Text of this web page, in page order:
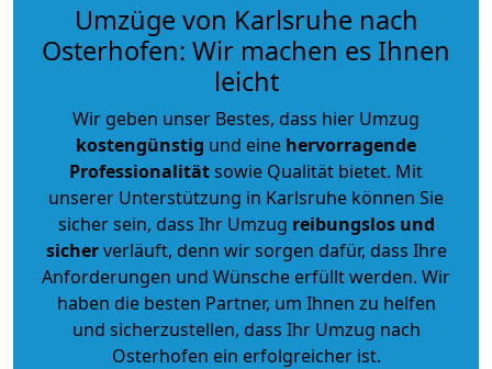
Umzüge von Karlsruhe nach
Osterhofen: Wir machen es Ihnen
leicht
Wir geben unser Bestes, dass hier Umzug
kostengünstig und eine hervorragende
Professionalitätsowie Qualität bietet. Mit
unserer Unterstützung in Karlsruhe können Sie
sicher sein, dass Ihr Umzug reibungslos und
sicherverläuft, denn wir sorgen dafür, dass Ihre
Anforderungen und Wünsche erfüllt werden. Wir
haben die besten Partner, um Ihnen zu helfen
und sicherzustellen, dass Ihr Umzug nach
Osterhofen ein erfolgreicher ist.